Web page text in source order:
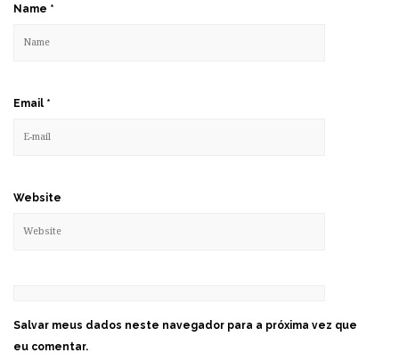
Name *
Email *
Website
Salvar meus dados neste navegador para a próxima vez que
eu comentar.